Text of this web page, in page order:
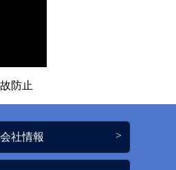
防止
会社情報